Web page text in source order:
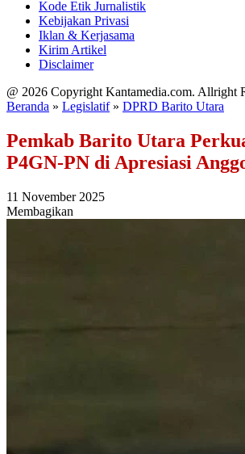
Kode Etik Jurnalistik
Kebijakan Privasi
Iklan & Kerjasama
Kirim Artikel
Disclaimer
@ 2026 Copyright Kantamedia.com. Allright
Beranda » Legislatif» DPRD Barito Utara
Pemkab Barito Utara
P4GN-PN di Apresiasi
11 November 2025
Membagikan